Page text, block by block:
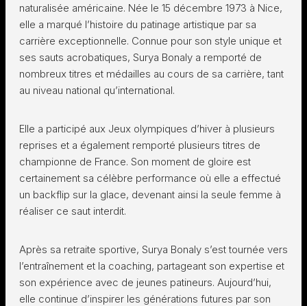
naturalisée américaine. Née le 15 décembre 1973 à Nice,
elle a marqué l’histoire du patinage artistique par sa
carrière exceptionnelle. Connue pour son style unique et
ses sauts acrobatiques, Surya Bonaly a remporté de
nombreux titres et médailles au cours de sa carrière, tant
au niveau national qu’international.
Elle a participé aux Jeux olympiques d’hiver à plusieurs
reprises et a également remporté plusieurs titres de
championne de France. Son moment de gloire est
certainement sa célèbre performance où elle a effectué
un backflip sur la glace, devenant ainsi la seule femme à
réaliser ce saut interdit.
Après sa retraite sportive, Surya Bonaly s’est tournée vers
l’entraînement et la coaching, partageant son expertise et
son expérience avec de jeunes patineurs. Aujourd’hui,
elle continue d’inspirer les générations futures par son